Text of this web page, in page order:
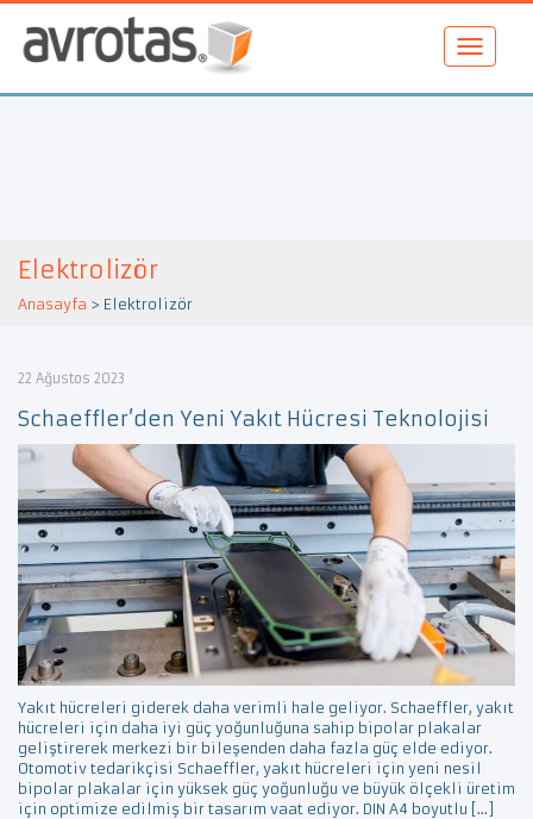
Elektrolizör
Anasayfa > Elektrolizör
22 Ağustos 2023
Schaeffler’den Yeni Yakıt Hücresi Teknolojisi
Yakıt hücreleri giderek daha verimli hale geliyor. Schaeffler, yakıt
hücreleri için daha iyi güç yoğunluğuna sahip bipolar plakalar
geliştirerek merkezi bir bileşenden daha fazla güç elde ediyor.
Otomotiv tedarikçisi Schaeffler, yakıt hücreleri için yeni nesil
bipolar plakalar için yüksek güç yoğunluğu ve büyük ölçekli üretim
için optimize edilmiş bir tasarım vaat ediyor. DIN A4 boyutlu […]